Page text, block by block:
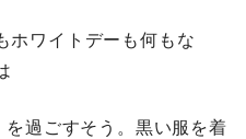
ホワイトデーも何もな
過ごすそう。黒い服を着